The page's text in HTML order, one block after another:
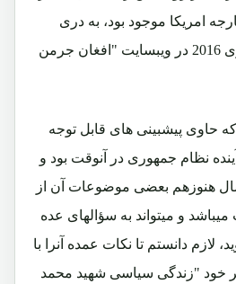
امریکا موجود بود، به دری
ترجمه و بتاریخ 24 جنوری 2016 در ویبسایت "افغان جرمن
حاوی پیشبینی های قابل توجه
به آینده نظام جمهوری در آنوقت بود و
بعد از گذشت 46 سال هنوزهم بعضی موضوعات آن از
و میتواند به سؤالهای عده
لازم دانستم تا نکات عمده آنرا با
خود "زندگی سیاسی شهید محمد